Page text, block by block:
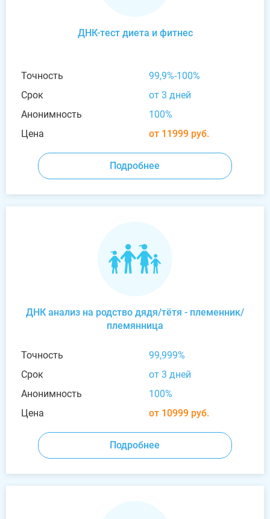
ДНК-тест диета и фитнес
Точность
99,9%-100%
Срок
от 3 дней
Анонимность
100%
Цена
от 11999 руб.
Подробнее
ДНК анализ на родство дядя/тётя - племенник/
племянница
Точность
99,999%
Срок
от 3 дней
Анонимность
100%
Цена
от 10999 руб.
Подробнее